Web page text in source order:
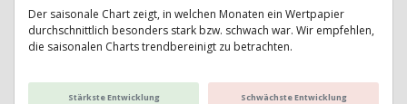
Der saisonale Chart zeigt, in welchen Monaten ein Wertpapier
durchschnittlich besonders stark bzw. schwach war. Wir empfehlen,
die saisonalen Charts trendbereinigt zu betrachten.
Stärkste Entwicklung Schwächste Entwicklung